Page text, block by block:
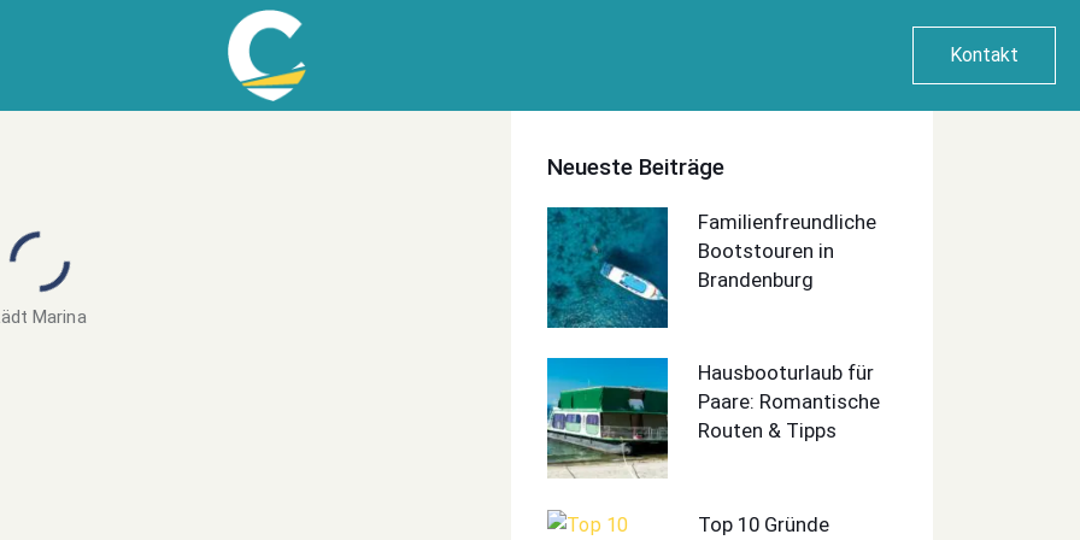
Kontakt
Marina
Neueste Beiträge
Familienfreundliche
Bootstouren in
Brandenburg
Hausbooturlaub für
Paare: Romantische
Routen & Tipps
Top 10 Gründe